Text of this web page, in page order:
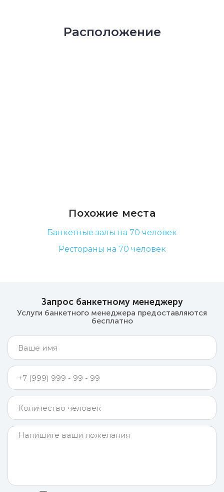
Расположение
Похожие места
Банкетные залы на 70 человек
Рестораны на 70 человек
Запрос банкетному менеджеру
Услуги банкетного менеджера предоставляются
бесплатно